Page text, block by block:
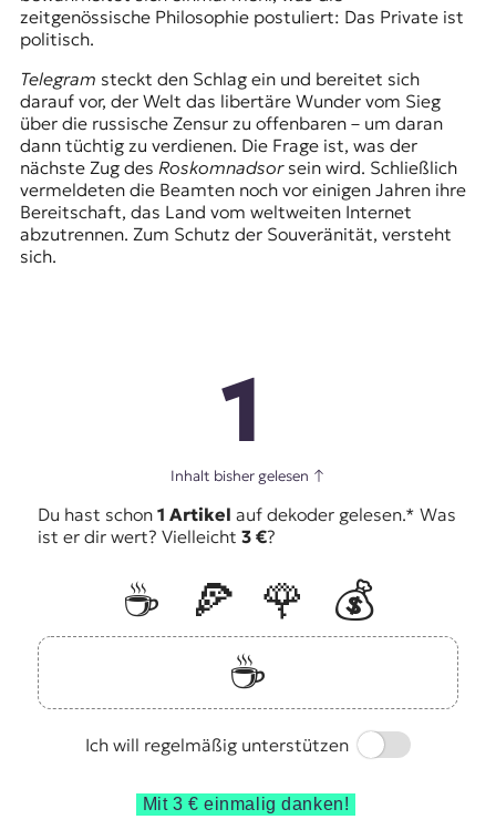
zeitgenössische Philosophie postuliert: Das Private ist
politisch.
Telegram steckt den Schlag ein und bereitet sich
darauf vor, der Welt das libertäre Wunder vom Sieg
über die russische Zensur zu offenbaren – um daran
dann tüchtig zu verdienen. Die Frage ist, was der
nächste Zug des Roskomnadsor sein wird. Schließlich
vermeldeten die Beamten noch vor einigen Jahren ihre
Bereitschaft, das Land vom weltweiten Internet
abzutrennen. Zum Schutz der Souveränität, versteht
sich.
1
Inhalt bisher gelesen ↑
Du hast schon 1 Artikel auf dekoder gelesen.* Was
ist er dir wert? Vielleicht 3 €?
☕️ 🍕 🌹
💰
☕️
Ich will regelmäßig unterstützen
Switch
Mit 3 € einmalig danken!